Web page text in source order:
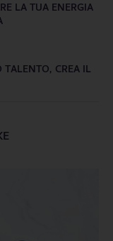
LA TUA ENERGIA
CREA IL